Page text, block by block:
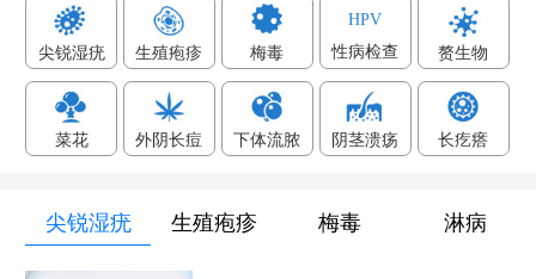
尖锐湿疣 生殖疱疹 梅毒
HPV
性病检查
赘生物
菜花 外阴长痘 下体流脓 阴茎溃疡 长疙瘩
尖锐湿疣 生殖疱疹 梅毒 淋病